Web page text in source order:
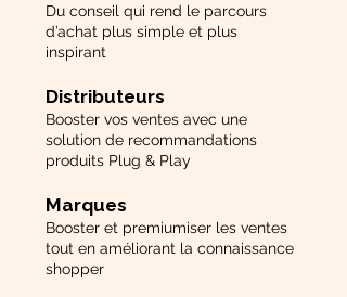
Du conseil qui rend le parcours
d’achat plus simple et plus
inspirant
Distributeurs
Booster vos ventes avec une
solution de recommandations
produits Plug & Play
Marques
Booster et premiumiser les ventes
tout en améliorant la connaissance
shopper